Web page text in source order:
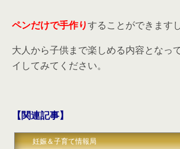
ペンだけで手作りすることができますし
大人から子供まで楽しめる内容となっ
イしてみてください。
【関連記事】
妊娠＆子育て情報局